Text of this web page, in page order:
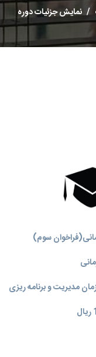
نمایش جزئیات دوره
سوم)
مدیریت و برنامه‌ ریزی